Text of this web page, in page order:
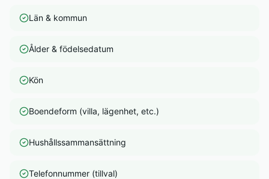
Län & kommun
Ålder & födelsedatum
Kön
Boendeform (villa, lägenhet, etc.)
Hushållssammansättning
Telefonnummer (tillval)